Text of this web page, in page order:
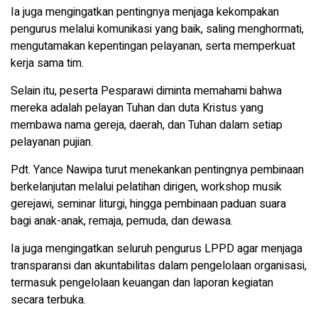
Ia juga mengingatkan pentingnya menjaga kekompakan
pengurus melalui komunikasi yang baik, saling menghormati,
mengutamakan kepentingan pelayanan, serta memperkuat
kerja sama tim.
Selain itu, peserta Pesparawi diminta memahami bahwa
mereka adalah pelayan Tuhan dan duta Kristus yang
membawa nama gereja, daerah, dan Tuhan dalam setiap
pelayanan pujian.
Pdt. Yance Nawipa turut menekankan pentingnya pembinaan
berkelanjutan melalui pelatihan dirigen, workshop musik
gerejawi, seminar liturgi, hingga pembinaan paduan suara
bagi anak-anak, remaja, pemuda, dan dewasa.
Ia juga mengingatkan seluruh pengurus LPPD agar menjaga
transparansi dan akuntabilitas dalam pengelolaan organisasi,
termasuk pengelolaan keuangan dan laporan kegiatan
secara terbuka.